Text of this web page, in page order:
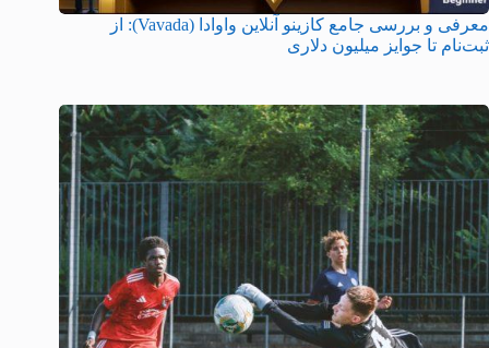
معرفی و بررسی جامع کازینو آنلاین واوادا (Vavada): از
ثبت‌نام تا جوایز میلیون دلاری